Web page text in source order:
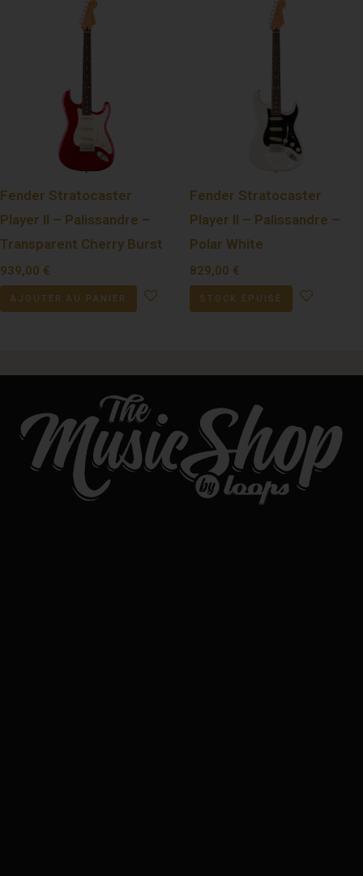
Fender Stratocaster
Player II – Palissandre –
Transparent Cherry Burst
939,00 €
AJOUTER AU PANIER
Fender Stratocaster
Player II – Palissandre –
Polar White
829,00 €
STOCK ÉPUISÉ